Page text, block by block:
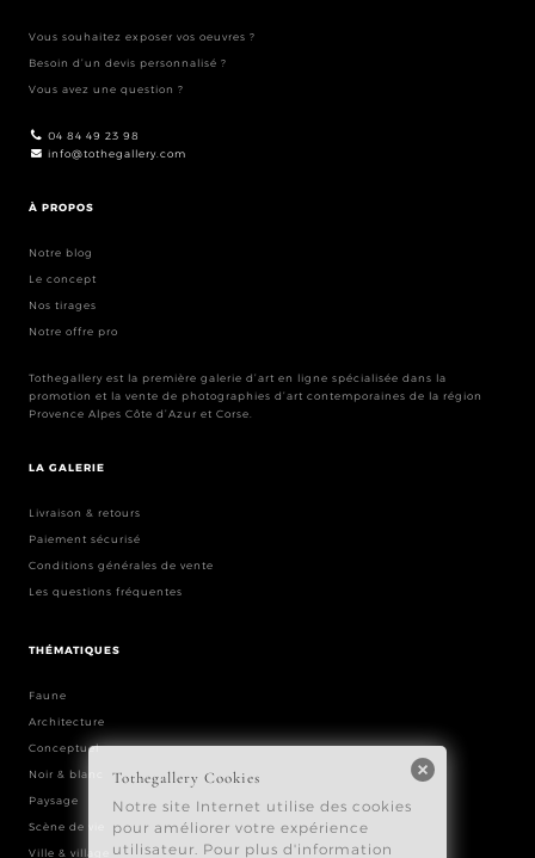
Vous souhaitez exposer vos oeuvres ?
Besoin d’un devis personnalisé ?
Vous avez une question ?
04 84 49 23 98
info@tothegallery.com
À PROPOS
Notre blog
Le concept
Nos tirages
Notre offre pro
Tothegallery est la première galerie d’art en ligne spécialisée dans la
promotion et la vente de photographies d’art contemporaines de la région
Provence Alpes Côte d’Azur et Corse.
LA GALERIE
Livraison & retours
Paiement sécurisé
Conditions générales de vente
Les questions fréquentes
THÉMATIQUES
Faune
Architecture
Conceptuel
Noir & blanc
Paysage
Scène de vie
Ville & village